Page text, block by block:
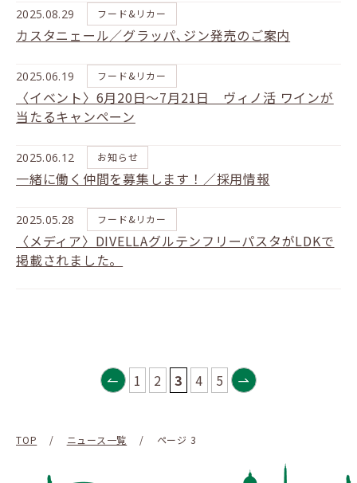
2025.08.29 フード&リカー
カスタニェール／グラッパ､ジン発売のご案内
2025.06.19 フード&リカー
〈イベント〉6月20日～7月21日 ヴィノ活 ワインが
当たるキャンペーン
2025.06.12 お知らせ
一緒に働く仲間を募集します！／採用情報
2025.05.28 フード&リカー
〈メディア〉DIVELLAグルテンフリーパスタがLDKで
掲載されました。
1 2 3 4 5
TOP / ニュース一覧 / ページ 3